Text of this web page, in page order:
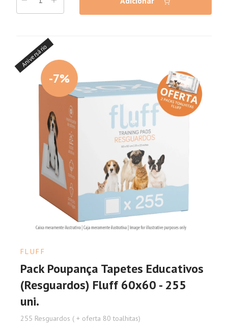
-7%
Aniversário
FLUFF
Pack Poupança Tapetes Educativos
(Resguardos) Fluff 60x60 - 255
uni.
255 Resguardos ( + oferta 80 toalhitas)